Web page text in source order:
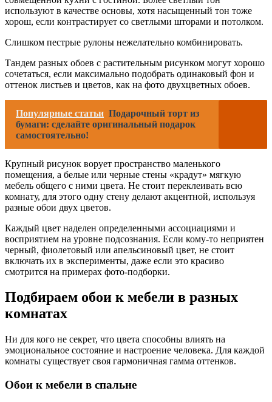
используют в качестве основы, хотя насыщенный тон тоже
хорош, если контрастирует со светлыми шторами и потолком.
Слишком пестрые рулоны нежелательно комбинировать.
Тандем разных обоев с растительным рисунком могут хорошо
сочетаться, если максимально подобрать одинаковый фон и
оттенок листьев и цветов, как на фото двухцветных обоев.
Популярные статьи Подарочный торт из
бумаги: сделайте оригинальный подарок
самостоятельно!
Крупный рисунок ворует пространство маленького
помещения, а белые или черные стены «крадут» мягкую
мебель общего с ними цвета. Не стоит переклеивать всю
комнату, для этого одну стену делают акцентной, используя
разные обои двух цветов.
Каждый цвет наделен определенными ассоциациями и
восприятием на уровне подсознания. Если кому-то неприятен
черный, фиолетовый или апельсиновый цвет, не стоит
включать их в эксперименты, даже если это красиво
смотрится на примерах фото-подборки.
Подбираем обои к мебели в разных
комнатах
Ни для кого не секрет, что цвета способны влиять на
эмоциональное состояние и настроение человека. Для каждой
комнаты существует своя гармоничная гамма оттенков.
Обои к мебели в спальне